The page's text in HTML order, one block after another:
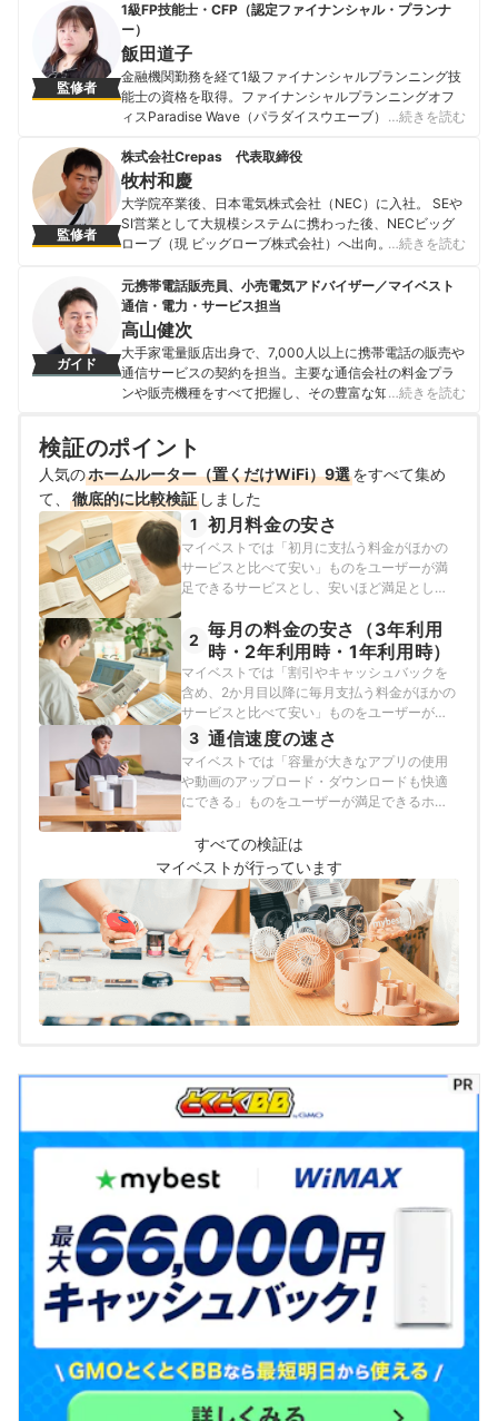
監修者
1級FP技能士・CFP（認定ファイナンシャル・プランナ
ー）
飯田道子
金融機関勤務を経て1級ファイナンシャルプランニング技
能士の資格を取得。ファイナンシャルプランニングオフ
ィスParadise Wave（パラダイスウエーブ）の代表。現
ーンに関する相談業務・セミナー講師・執筆活動を行っ
ている。さらに、海外生活ジャーナリストとして移住支
援も行っており、得意ジャンルは金融にとどまらず多岐
に渡る。 【主な著書】 『貯める!儲ける!お金が集まる94
の方法』（ローカス） 『あなたのファンを増やす魔法の
が語る介護のマネー&アドバイスの本』（近代セールス
社） 『宅建資格を取るまえに読む本』（総合資格）
飯田道子のプロフィール
…続きを読む
監修者
株式会社Crepas 代表取締役
牧村和慶
大学院卒業後、日本電気株式会社（NEC）に入社。 SEや
SI営業として大規模システムに携わった後、NECビッグ
ローブ（現 ビッグローブ株式会社）へ出向。 2013年に
かし、光回線やモバイルWiFiのプロバイダー比較情報サ
イト「プロバイダー・ワン」をリリース。 現在は、通信
費削減無料相談サービスや債務整理の相談ができる法律
事務所・司法書士検索サイトの運営も行っている。
牧村和慶のプロフィール
…続きを読む
ガイド
元携帯電話販売員、小売電気アドバイザー／マイベスト
通信・電力・サービス担当
高山健次
大手家電量販店出身で、7,000人以上に携帯電話の販売や
通信サービスの契約を担当。主要な通信会社の料金プラ
ンや販売機種をすべて把握し、その豊富な知識で店舗販
イベストに入社、携帯電話や光ファイバー回線キャリ
ア・インターネットプロバイダーなどの通信会社を専門
に担当しており、格安SIMやホームルーターを実際に回線
契約し各社の料金プランや通信速度の比較を行うととも
に、モバイルだけでなく10社以上の戸建て・マンション
向けの光回線の通信速度・速度制限も調査している。 ま
た通信サービスだけでなく、ファイナンシャルプランナ
ーの視点含めて電気代など固定費支出見直しのガイドも
している。
高山健次のプロフィール
…続きを読む
検証のポイント
人気のホームルーター（置くだけWiFi）9選をすべて集め
て、
徹底的に比較検証 しました
1 初月料金の安さ
マイベストでは「初月に支払う料金がほかの
サービスと比べて安い」ものをユーザーが満
足できるサービスとし、安いほど満足として
25日時点の情報をもとに検証を行っていま
す。キャンペーンは申し込み時期によって異
なります。今回の検証と同じキャンペーンが
適用されるとは限りません。
2 毎月の料金の安さ（3年利用
時・2年利用時・1年利用時）
マイベストでは「割引やキャッシュバックを
含め、2か月目以降に毎月支払う料金がほかの
サービスと比べて安い」ものをユーザーが満
足できるサービスとし、安いほど満足として
以下の方法で検証を行いました。なお、デフ
ォルトで表示される「おすすめ順」のランキ
ングは、3年間サービスを利用した場合の実質
料金で作成しています。2026年7月25日時点
の情報をもとに検証を行っています。キャン
ペーンは申し込み時期によって異なります。
今回の検証と同じキャンペーンが適用される
とは限りません。
3 通信速度の速さ
マイベストでは「容量が大きなアプリの使用
や動画のアップロード・ダウンロードも快適
にできる」ものをユーザーが満足できるホー
以上・上り速度30Mbps以上と定めて以下の
方法で検証を行いました。2026年7月25日時
点の情報をもとに検証を行っています。
すべての検証は
マイベストが行っています